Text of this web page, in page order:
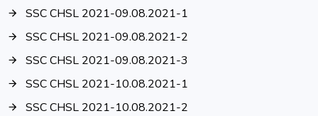
SSC CHSL 2021-09.08.2021-1
SSC CHSL 2021-09.08.2021-2
SSC CHSL 2021-09.08.2021-3
SSC CHSL 2021-10.08.2021-1
SSC CHSL 2021-10.08.2021-2